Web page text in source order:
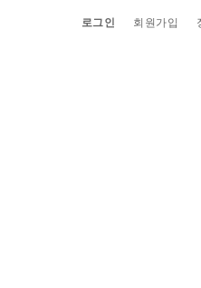
로그인 회원가입